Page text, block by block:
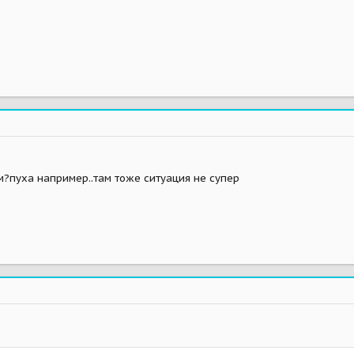
например..там тоже ситуация не супер